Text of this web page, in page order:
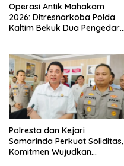
Operasi Antik Mahakam
2026: Ditresnarkoba Polda
Kaltim Bekuk Dua Pengedar
Polresta dan Kejari
Samarinda Perkuat Soliditas,
Komitmen Wujudkan